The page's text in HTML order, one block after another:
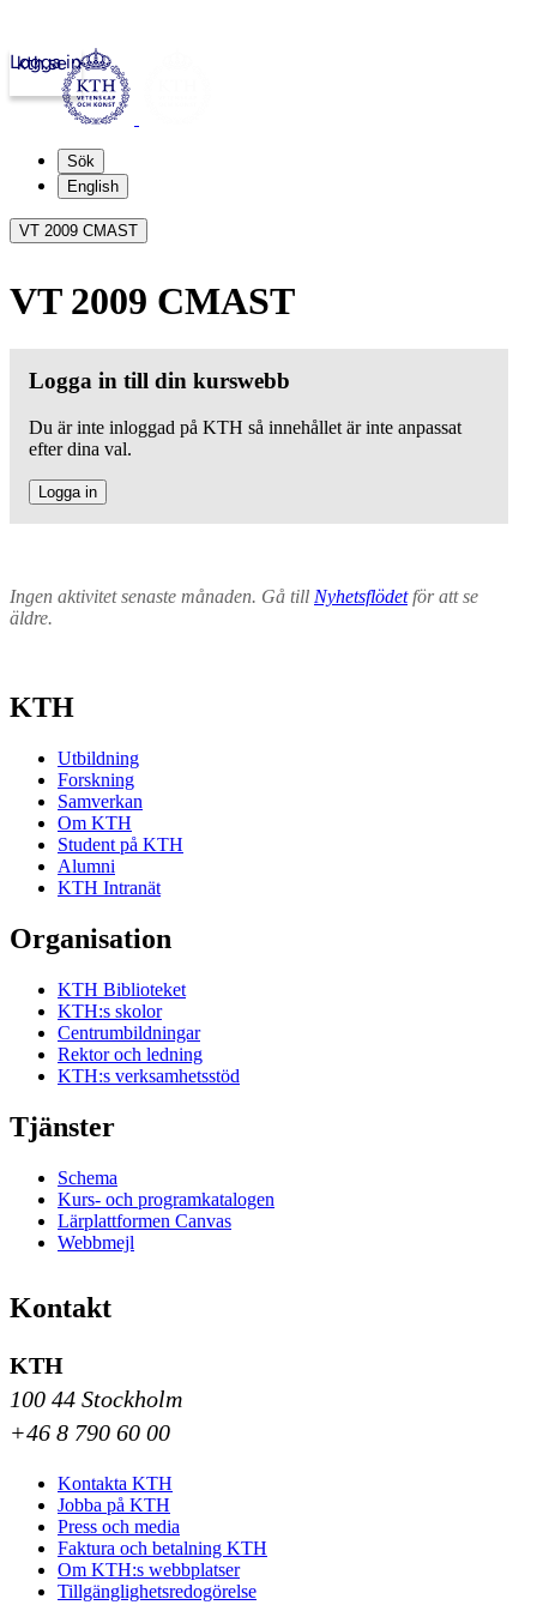
kth.se
Logga in
Sök
English
VT 2009 CMAST
VT 2009 CMAST
Logga in till din kurswebb
Du är inte inloggad på KTH så innehållet är inte anpassat
efter dina val.
Logga in
Ingen aktivitet senaste månaden. Gå till Nyhetsflödetför att se
äldre.
KTH
Utbildning
Forskning
Samverkan
Om KTH
Student på KTH
Alumni
KTH Intranät
Organisation
KTH Biblioteket
KTH:s skolor
Centrumbildningar
Rektor och ledning
KTH:s verksamhetsstöd
Tjänster
Schema
Kurs- och programkatalogen
Lärplattformen Canvas
Webbmejl
Kontakt
KTH
100 44 Stockholm
+46 8 790 60 00
Kontakta KTH
Jobba på KTH
Press och media
Faktura och betalning KTH
Om KTH:s webbplatser
Tillgänglighetsredogörelse